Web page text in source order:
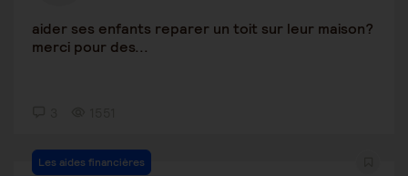
aider ses enfants reparer un toit sur leur maison?
merci pour des...
Les aides financières